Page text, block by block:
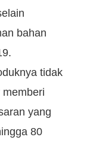
bahan
tidak
yang
80